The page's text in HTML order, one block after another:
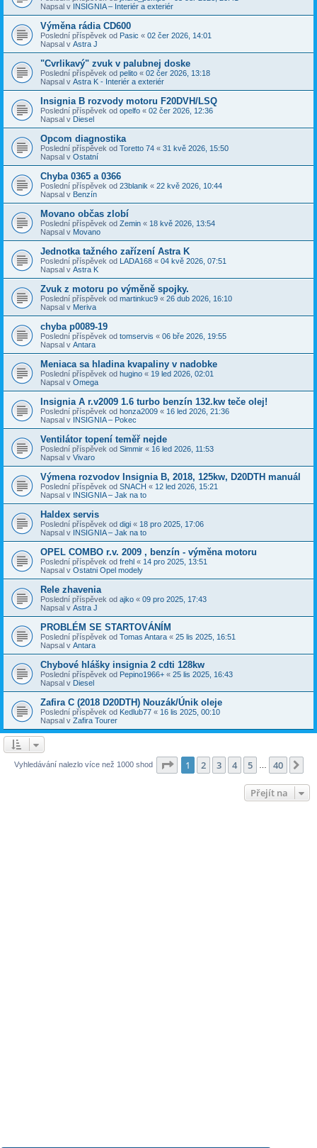
Napsal v INSIGNIA – Interiér a exteriér
Výměna rádia CD600
Poslední příspěvek od Pasic « 02 čer 2026, 14:01
Napsal v Astra J
"Cvrlikavý" zvuk v palubnej doske
Poslední příspěvek od pelito « 02 čer 2026, 13:18
Napsal v Astra K - Interiér a exteriér
Insignia B rozvody motoru F20DVH/LSQ
Poslední příspěvek od opelfo « 02 čer 2026, 12:36
Napsal v Diesel
Opcom diagnostika
Poslední příspěvek od Toretto 74 « 31 kvě 2026, 15:50
Napsal v Ostatní
Chyba 0365 a 0366
Poslední příspěvek od 23blanik « 22 kvě 2026, 10:44
Napsal v Benzín
Movano občas zlobí
Poslední příspěvek od Zemin « 18 kvě 2026, 13:54
Napsal v Movano
Jednotka tažného zařízení Astra K
Poslední příspěvek od LADA168 « 04 kvě 2026, 07:51
Napsal v Astra K
Zvuk z motoru po výměně spojky.
Poslední příspěvek od martinkuc9 « 26 dub 2026, 16:10
Napsal v Meriva
chyba p0089-19
Poslední příspěvek od tomservis « 06 bře 2026, 19:55
Napsal v Antara
Meniaca sa hladina kvapaliny v nadobke
Poslední příspěvek od hugino « 19 led 2026, 02:01
Napsal v Omega
Insignia A r.v2009 1.6 turbo benzín 132.kw teče olej!
Poslední příspěvek od honza2009 « 16 led 2026, 21:36
Napsal v INSIGNIA – Pokec
Ventilátor topení teměř nejde
Poslední příspěvek od Simmir « 16 led 2026, 11:53
Napsal v Vivaro
Výmena rozvodov Insignia B, 2018, 125kw, D20DTH manuál
Poslední příspěvek od SNACH « 12 led 2026, 15:21
Napsal v INSIGNIA – Jak na to
Haldex servis
Poslední příspěvek od digi « 18 pro 2025, 17:06
Napsal v INSIGNIA – Jak na to
OPEL COMBO r.v. 2009 , benzín - výměna motoru
Poslední příspěvek od frehl « 14 pro 2025, 13:51
Napsal v Ostatni Opel modely
Rele zhavenia
Poslední příspěvek od ajko « 09 pro 2025, 17:43
Napsal v Astra J
PROBLÉM SE STARTOVÁNÍM
Poslední příspěvek od Tomas Antara « 25 lis 2025, 16:51
Napsal v Antara
Chybové hlášky insignia 2 cdti 128kw
Poslední příspěvek od Pepino1966+ « 25 lis 2025, 16:43
Napsal v Diesel
Zafira C (2018 D20DTH) Nouzák/Únik oleje
Poslední příspěvek od Kedlub77 « 16 lis 2025, 00:10
Napsal v Zafira Tourer
Vyhledávání nalezlo více než 1000 shod Stránka z 40
1 2 3 4 5 40
Přejít na